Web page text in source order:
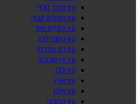
עץ סידר קנדי
עץ המלוק קנדי
עץ דוגלס פייר
עץ גושני לבן
עץ רב שכבתי
עץ דו שכבתי
עץ לבן
עץ אורן
עץ אלון
עץ מהגוני